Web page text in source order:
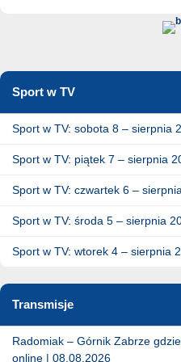
Sport w TV
Sport w TV: sobota 8 – sierpnia
Sport w TV: piątek 7 – sierpnia
Sport w TV: czwartek 6 –
Sport w TV: środa 5 – sierpnia
Sport w TV: wtorek 4 – sierpnia
Transmisje
Radomiak – Górnik Zabrze
online | 08.08.2026